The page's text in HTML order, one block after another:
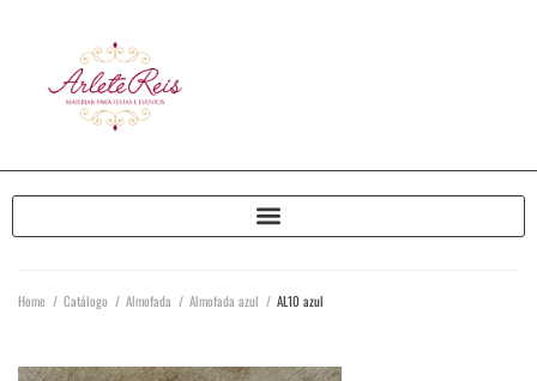
Home / Catálogo / Almofada / Almofada azul / AL10 azul